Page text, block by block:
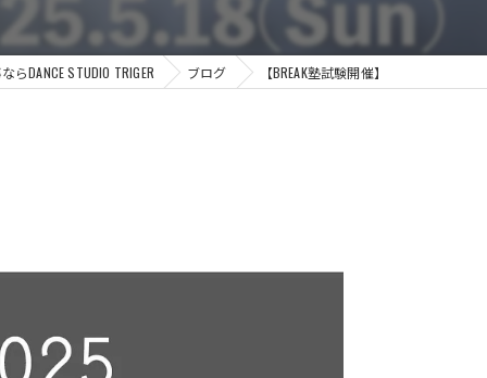
見学
DANCE STUDIO TRIGER ブログ 【BREAK塾試験開催】